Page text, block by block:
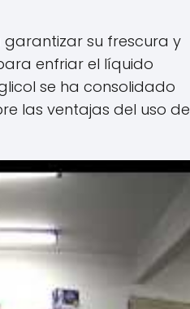
su frescura y
enfriar el líquido
se ha consolidado
las ventajas del uso de